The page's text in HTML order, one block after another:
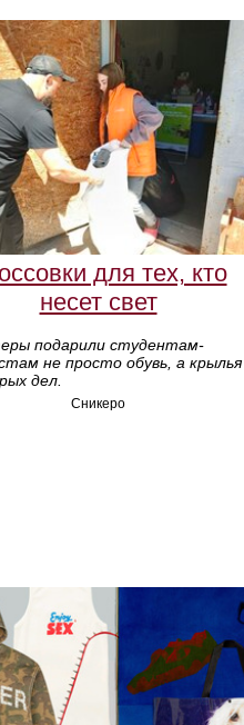
для тех, кто
несет свет
подарили студентам-
не просто обувь, а крылья
дел.
Сникеро